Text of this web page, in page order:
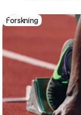
Forskning